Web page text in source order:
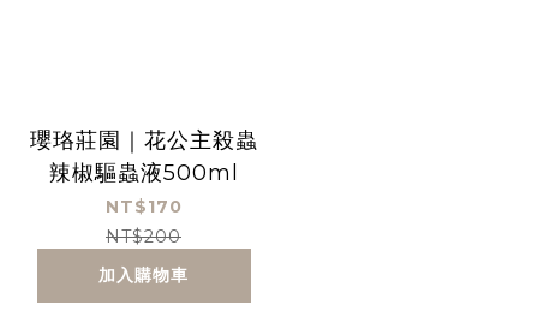
瓔珞莊園｜花公主殺蟲
辣椒驅蟲液500ml
NT$170
NT$200
加入購物車